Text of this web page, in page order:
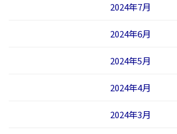
2024年7月
2024年6月
2024年5月
2024年4月
2024年3月